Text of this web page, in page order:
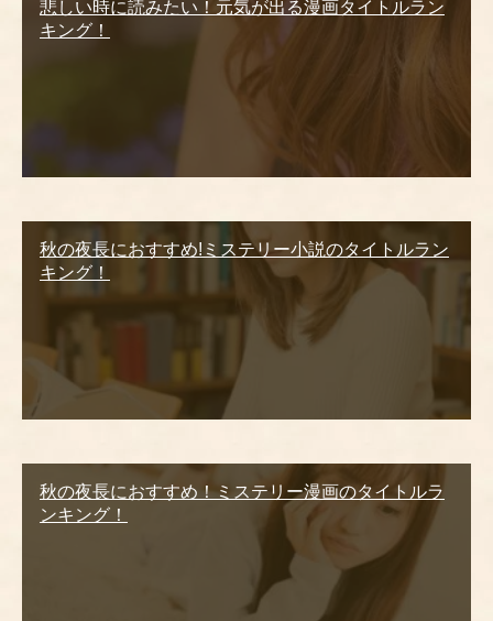
悲しい時に読みたい！元気が出る漫画タイトルラン
キング！
秋の夜長におすすめ!ミステリー小説のタイトルラン
キング！
秋の夜長におすすめ！ミステリー漫画のタイトルラ
ンキング！